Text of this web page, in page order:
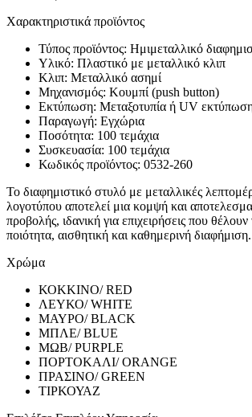
Χαρακτηριστικά προϊόντος
Τύπος προϊόντος: Ημιμεταλλικό
Υλικό: Πλαστικό με μεταλλικό κλιπ
Κλιπ: Μεταλλικό ασημί
Μηχανισμός: Κουμπί (push button)
Εκτύπωση: Μεταξοτυπία ή UV
Παραγωγή: Εγχώρια
Ποσότητα: 100 τεμάχια
Συσκευασία: 100 τεμάχια
Κωδικός προϊόντος: 0532-260
Το διαφημιστικό στυλό με μεταλλικές
λογοτύπου αποτελεί μια κομψή και
προβολής, ιδανική για επιχειρήσεις που
ποιότητα, αισθητική και καθημερινή διαφήμιση.
Χρώμα
ΚΟΚΚΙΝΟ/ RED
ΛΕΥΚΟ/ WHITE
ΜΑΥΡΟ/ BLACK
ΜΠΛΕ/ BLUE
ΜΩΒ/ PURPLE
ΠΟΡΤΟΚΑΛΙ/ ORANGE
ΠΡΑΣΙΝΟ/ GREEN
ΤΙΡΚΟΥΑΖ